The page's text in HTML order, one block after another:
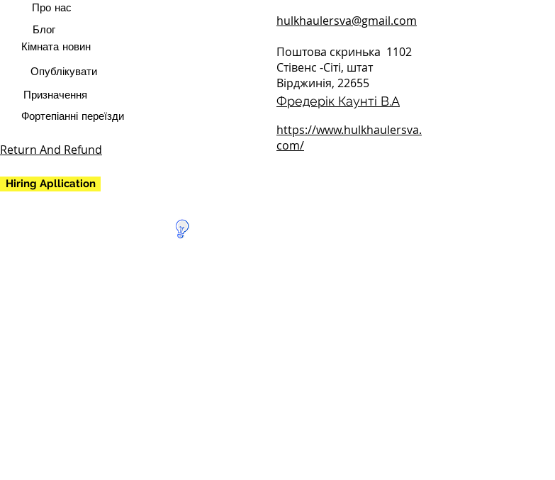
Про нас
Блог
Кімната новин
Опублікувати
Призначення
Фортепіанні переїзди
Return And Refund
Hiring Apllication
hulkhaulersva@gmail.com
Поштова скринька 1102
Стівенс -Сіті, штат
Вірджинія, 22655
https://www.hulkhaulersva.
com/
Фредерік Каунті В.А